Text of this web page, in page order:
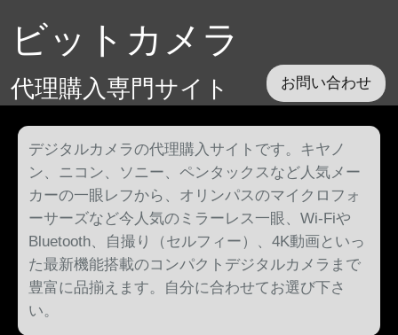
ビットカメラ
代理購入専門サイト お問い合わせ
デジタルカメラの代理購入サイトです。キヤノ
ン、ニコン、ソニー、ペンタックスなど人気メー
カーの一眼レフから、オリンパスのマイクロフォ
ーサーズなど今人気のミラーレス一眼、Wi-Fiや
Bluetooth、自撮り（セルフィー）、4K動画といっ
た最新機能搭載のコンパクトデジタルカメラまで
豊富に品揃えます。自分に合わせてお選び下さ
い。